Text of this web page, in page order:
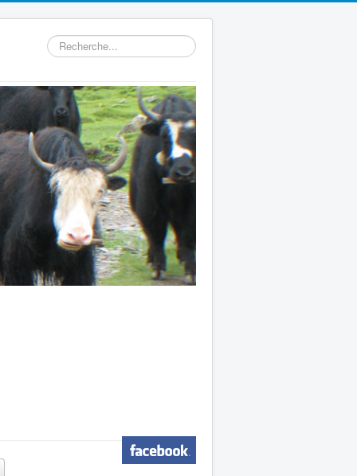
Rechercher